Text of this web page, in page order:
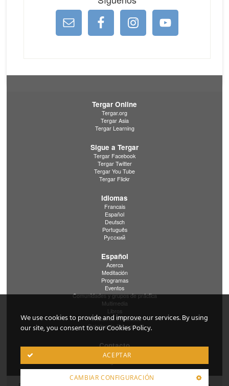
Tergar Online
Tergar.org
Tergar Asia
Tergar Learning
Sigue a Tergar
Tergar Facebook
Tergar Twitter
Tergar You Tube
Tergar Flickr
Idiomas
Francais
Español
Deutsch
Português
Pусский
Español
Acerca
Meditación
Programas
Eventos
Comunidades y grupos de práctica
Multimedia
Libros
Políticas de Privacidad
Detalles de Privacidad
Contacto
Contacto en Español
We use cookies to provide and improve our services. By using
our site, you consent to our Cookies Policy.
ACEPTAR
CAMBIAR CONFIGURACIÓN